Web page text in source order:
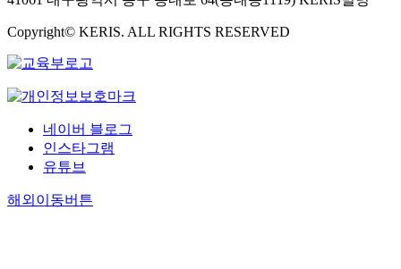
Copyright© KERIS. ALL RIGHTS RESERVED
네이버 블로그
인스타그램
유튜브
해외이동버튼